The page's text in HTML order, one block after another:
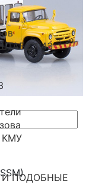
1:43
КМУ
И ПОДОБНЫЕ